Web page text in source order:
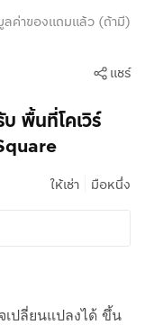
ลค่าของแถมแล้ว (ถ้ามี)
แชร์
พื้นที่โคเวิร์
ให้เช่า มือหนึ่ง
เปลี่ยนแปลงได้ ขึ้น